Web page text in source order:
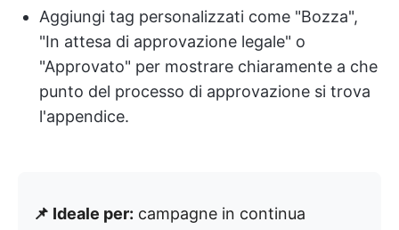
Aggiungi tag personalizzati come "Bozza",
"In attesa di approvazione legale" o
"Approvato" per mostrare chiaramente a che
punto del processo di approvazione si trova
l'appendice.
📌 Ideale per: campagne in continua